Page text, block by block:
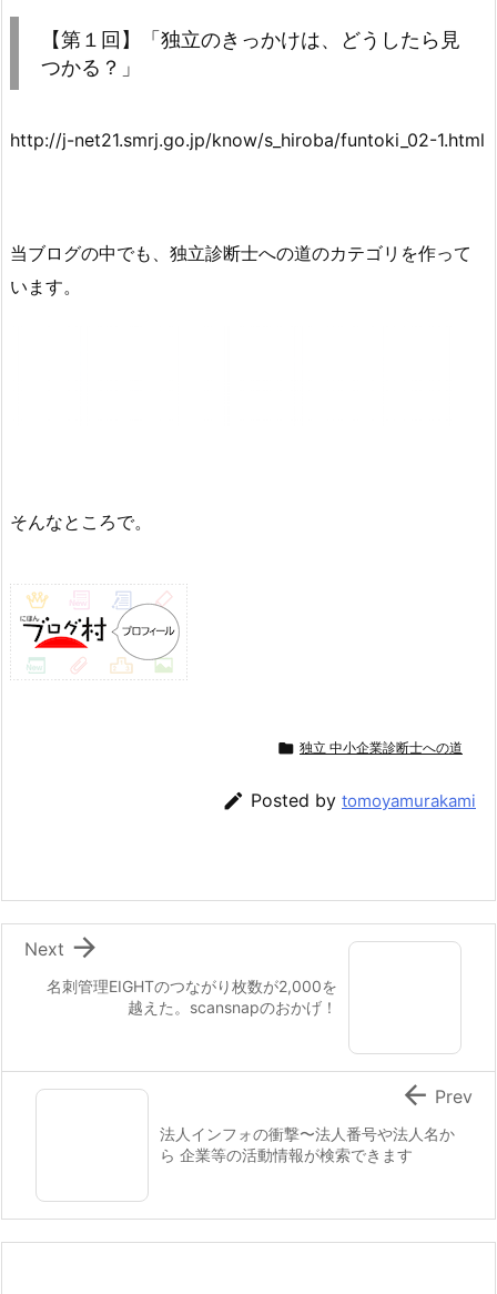
【第１回】「独立のきっかけは、どうしたら見
つかる？」
http://j-net21.smrj.go.jp/know/s_hiroba/funtoki_02-1.html
当ブログの中でも、独立診断士への道のカテゴリを作って
います。
そんなところで。
 独立 中小企業診断士への道
 Posted by tomoyamurakami
名刺管理EIGHTのつながり枚数が2,000を
越えた。scansnapのおかげ！

Next
法人インフォの衝撃〜法人番号や法人名か
ら 企業等の活動情報が検索できます
 Prev